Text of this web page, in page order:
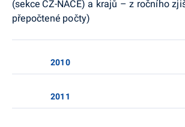
(sekce CZ-NACE) a krajů – z ročního
přepočtené počty)
2010
2011